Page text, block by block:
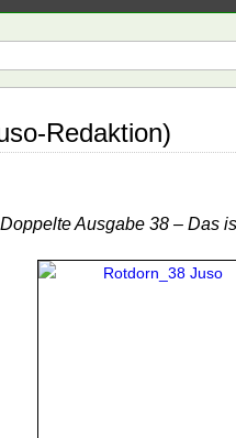
Redaktion)
Ausgabe 38 – Das